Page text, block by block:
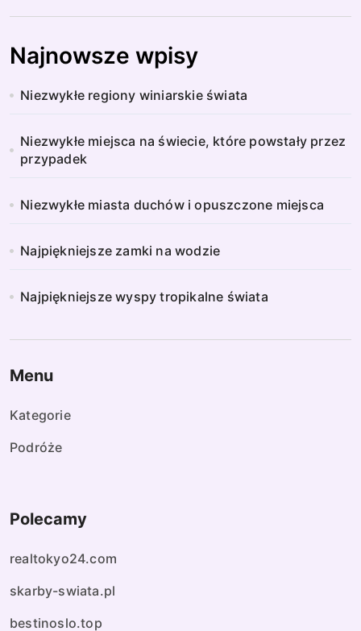
Najnowsze wpisy
Niezwykłe regiony winiarskie świata
Niezwykłe miejsca na świecie, które powstały przez
przypadek
Niezwykłe miasta duchów i opuszczone miejsca
Najpiękniejsze zamki na wodzie
Najpiękniejsze wyspy tropikalne świata
Menu
Kategorie
Podróże
Polecamy
realtokyo24.com
skarby-swiata.pl
bestinoslo.top